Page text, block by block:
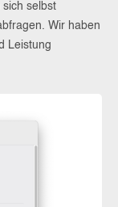
sich selbst
Wir haben
Leistung